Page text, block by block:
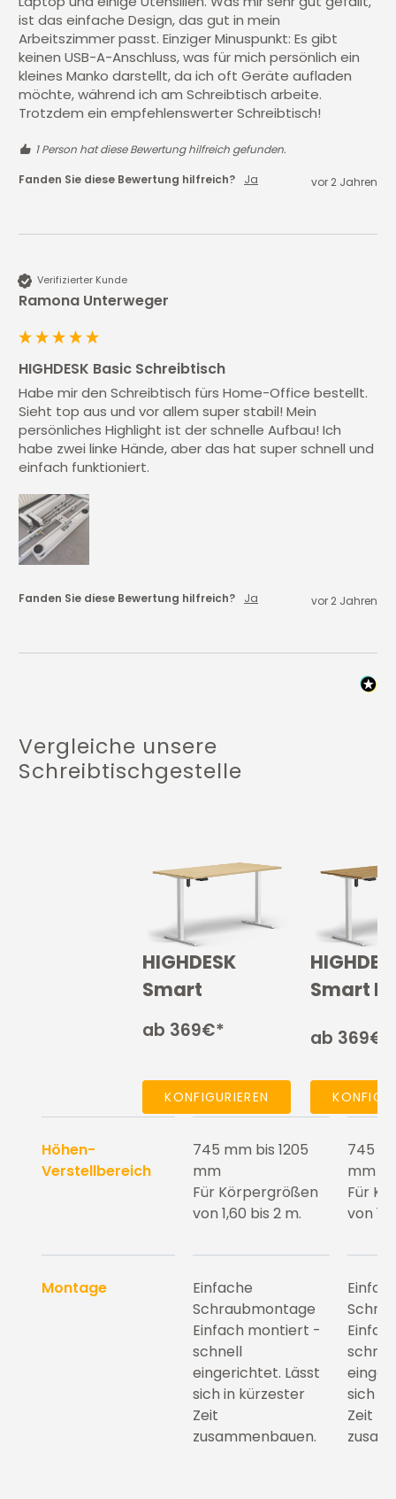
ist das einfache Design, das gut in mein
Arbeitszimmer passt. Einziger Minuspunkt: Es gibt
keinen USB-A-Anschluss, was für mich persönlich ein
kleines Manko darstellt, da ich oft Geräte aufladen
möchte, während ich am Schreibtisch arbeite.
Trotzdem ein empfehlenswerter Schreibtisch!
1 Person hat diese Bewertung hilfreich gefunden.
Fanden Sie diese Bewertung hilfreich?
Ja vor 2 Jahren
Verifizierter Kunde
Ramona Unterweger
HIGHDESK Basic Schreibtisch
Habe mir den Schreibtisch fürs Home-Office bestellt.
Sieht top aus und vor allem super stabil! Mein
persönliches Highlight ist der schnelle Aufbau! Ich
habe zwei linke Hände, aber das hat super schnell und
einfach funktioniert.
Fanden Sie diese Bewertung hilfreich? Ja vor 2 Jahren
Vergleiche unsere
Schreibtischgestelle
HIGHDESK
Smart
ab 369€*
KONFIGURIEREN
Smart
ab 369€*
Höhen-
Verstellbereich
745 mm bis 1205
mm
Für Körpergrößen
von 1,60 bis 2 m.
745
mm
Für
von
Montage
Einfache
Schraubmontage
Einfach montiert -
schnell
eingerichtet. Lässt
sich in kürzester
Zeit
zusammenbauen.
sich in
Zeit